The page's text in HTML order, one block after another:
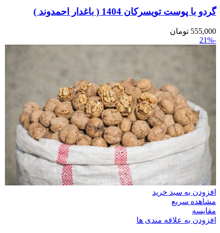
گردو با پوست تویسرکان 1404 ( باغدار احمدوند )
555,000 تومان
-21%
افزودن به سبد خرید
مشاهده سریع
مقایسه
افزودن به علاقه مندی ها